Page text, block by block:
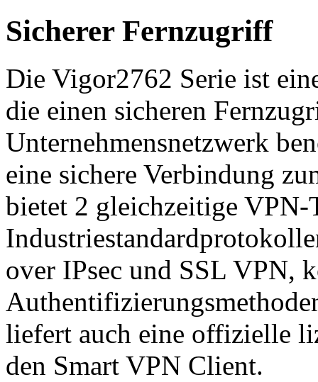
Sicherer Fernzugriff
Die Vigor2762 Serie ist
die einen sicheren
Unternehmensnetzwerk
eine sichere Verbindung
bietet 2 gleichzeitige
over IPsec und SSL VPN,
liefert auch eine offizielle
den Smart VPN Client.